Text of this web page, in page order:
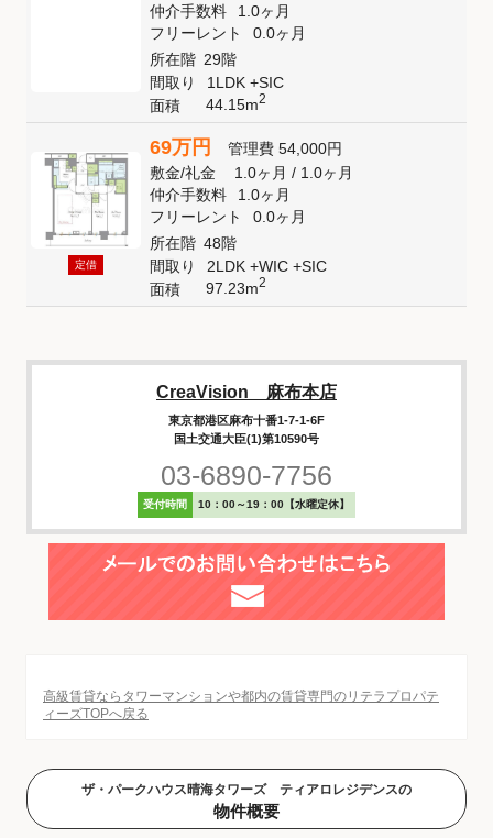
仲介手数料
1.0ヶ月
フリーレント
0.0ヶ月
所在階 29階
間取り
1LDK +SIC
面積
44.15m2
定借
69万円 管理費 54,000円
敷金/礼金 1.0ヶ月/ 1.0ヶ月
仲介手数料
1.0ヶ月
フリーレント
0.0ヶ月
所在階 48階
間取り
2LDK +WIC +SIC
面積
97.23m2
CreaVision 麻布本店
東京都港区麻布十番1-7-1-6F
国土交通大臣(1)第10590号
03-6890-7756
受付時間 10：00～19：00【水曜定休】
高級賃貸ならタワーマンションや都内の賃貸専門のリテラプロパテ
ィーズTOPへ戻る
ザ・パークハウス晴海タワーズ ティアロレジデンスの
物件概要